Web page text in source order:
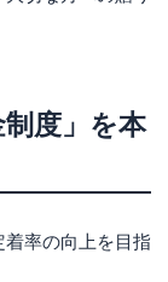
度」を本
率の向上を目指